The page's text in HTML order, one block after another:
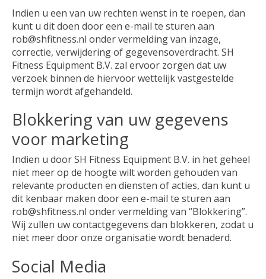
Indien u een van uw rechten wenst in te roepen, dan
kunt u dit doen door een e-mail te sturen aan
rob@shfitness.nl onder vermelding van inzage,
correctie, verwijdering of gegevensoverdracht. SH
Fitness Equipment B.V. zal ervoor zorgen dat uw
verzoek binnen de hiervoor wettelijk vastgestelde
termijn wordt afgehandeld.
Blokkering van uw gegevens
voor marketing
Indien u door SH Fitness Equipment B.V. in het geheel
niet meer op de hoogte wilt worden gehouden van
relevante producten en diensten of acties, dan kunt u
dit kenbaar maken door een e-mail te sturen aan
rob@shfitness.nl onder vermelding van “Blokkering”.
Wij zullen uw contactgegevens dan blokkeren, zodat u
niet meer door onze organisatie wordt benaderd.
Social Media